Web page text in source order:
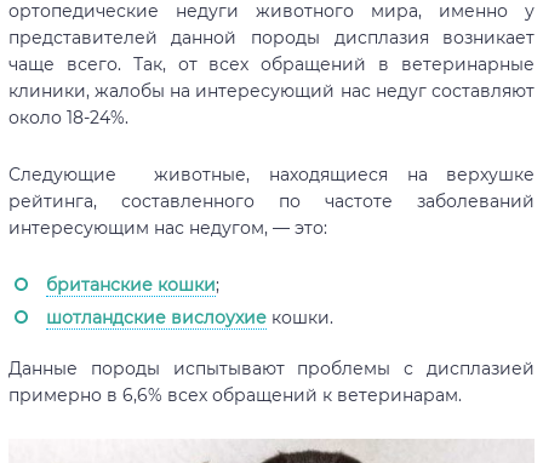
ортопедические недуги животного мира, именно у
представителей данной породы дисплазия возникает
чаще всего. Так, от всех обращений в ветеринарные
клиники, жалобы на интересующий нас недуг составляют
около 18-24%.
Следующие животные, находящиеся на верхушке
рейтинга, составленного по частоте заболеваний
интересующим нас недугом, — это:
британские кошки;
шотландские вислоухиекошки.
Данные породы испытывают проблемы с дисплазией
примерно в 6,6% всех обращений к ветеринарам.